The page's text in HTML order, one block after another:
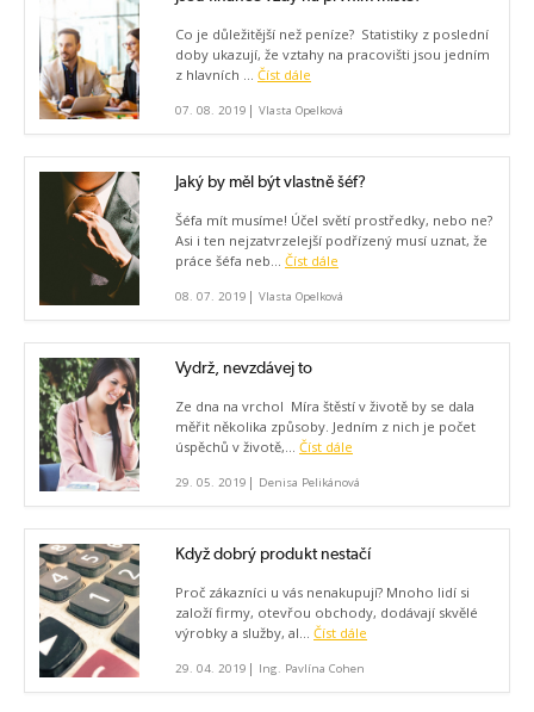
Co je důležitější než peníze? Statistiky z poslední
doby ukazují, že vztahy na pracovišti jsou jedním
z hlavních ... Číst dále
07. 08. 2019 | Vlasta Opelková
Jaký by měl být vlastně šéf?
Šéfa mít musíme! Účel světí prostředky, nebo ne?
Asi i ten nejzatvrzelejší podřízený musí uznat, že
práce šéfa neb... Číst dále
08. 07. 2019 | Vlasta Opelková
Vydrž, nevzdávej to
Ze dna na vrchol Míra štěstí v životě by se dala
měřit několika způsoby. Jedním z nich je počet
úspěchů v životě,... Číst dále
29. 05. 2019 | Denisa Pelikánová
Když dobrý produkt nestačí
Proč zákazníci u vás nenakupují? Mnoho lidí si
založí firmy, otevřou obchody, dodávají skvělé
výrobky a služby, al... Číst dále
29. 04. 2019 | Ing. Pavlína Cohen